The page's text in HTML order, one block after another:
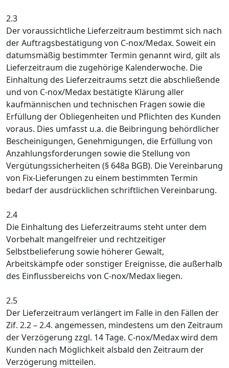
2.3
Der voraussichtliche Lieferzeitraum bestimmt sich nach
der Auftragsbestätigung von C-nox/Medax. Soweit ein
datumsmäßig bestimmter Termin genannt wird, gilt als
Lieferzeitraum die zugehörige Kalenderwoche. Die
Einhaltung des Lieferzeitraums setzt die abschließende
und von C-nox/Medax bestätigte Klärung aller
kaufmännischen und technischen Fragen sowie die
Erfüllung der Obliegenheiten und Pflichten des Kunden
voraus. Dies umfasst u.a. die Beibringung behördlicher
Bescheinigungen, Genehmigungen, die Erfüllung von
Anzahlungsforderungen sowie die Stellung von
Vergütungssicherheiten (§ 648a BGB). Die Vereinbarung
von Fix-Lieferungen zu einem bestimmten Termin
bedarf der ausdrücklichen schriftlichen Vereinbarung.
2.4
Die Einhaltung des Lieferzeitraums steht unter dem
Vorbehalt mangelfreier und rechtzeitiger
Selbstbelieferung sowie höherer Gewalt,
Arbeitskämpfe oder sonstiger Ereignisse, die außerhalb
des Einflussbereichs von C-nox/Medax liegen.
2.5
Der Lieferzeitraum verlängert im Falle in den Fällen der
Zif. 2.2 – 2.4. angemessen, mindestens um den Zeitraum
der Verzögerung zzgl. 14 Tage. C-nox/Medax wird dem
Kunden nach Möglichkeit alsbald den Zeitraum der
Verzögerung mitteilen.